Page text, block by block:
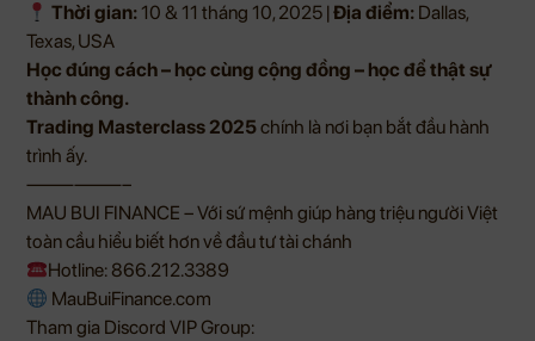
Thời gian: 10 & 11 tháng 10, 2025 |Địa điểm: Dallas,
Texas, USA
Học đúng cách – học cùng cộng đồng – học để thật sự
thành công.
Trading Masterclass 2025chính là nơi bạn bắt đầu hành
trình ấy.
——————–
MAU BUI FINANCE – Với sứ mệnh giúp hàng triệu người Việt
toàn cầu hiểu biết hơn về đầu tư tài chánh
Hotline: 866.212.3389
MauBuiFinance.com
Tham gia Discord VIP Group: